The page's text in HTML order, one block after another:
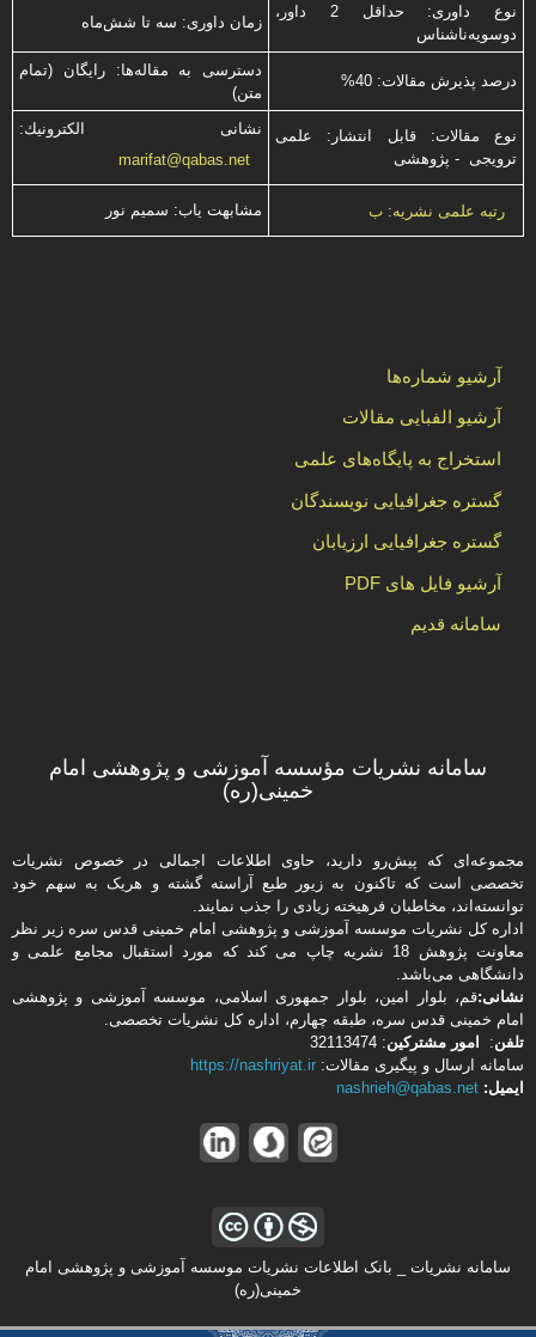
نوع داوری: حداقل 2 داور،
دوسویه‌ناشناس
زمان داوری: سه تا شش‌ماه
درصد پذیرش مقالات: 40%
دسترسی به مقاله‌ها: رایگان (تمام
متن)
نوع مقالات: قابل انتشار: علمی
ترویجی - پژوهشی
نشانی الكترونیك:
marifat@qabas.net
رتبه علمی نشریه: ب مشابهت ياب: سميم نور
آرشیو شماره‌ها
آرشیو الفبایی مقالات
استخراج به پایگاه‌های علمی
گستره جغرافیایی نویسندگان
گستره جغرافیایی ارزیابان
آرشیو فایل های PDF
سامانه قدیم
سامانه نشریات مؤسسه آموزشی و پژوهشی امام
خمینی(ره)
مجموعه‌ای که پیش‌رو دارید،‌ حاوی اطلاعات اجمالی در خصوص نشریات
تخصصی است که تاکنون به زیور طبع آراسته گشته و هریک به سهم خود
توانسته‌اند، مخاطبان فرهیخته‌ زیادی را جذب نمایند.
اداره كل نشریات موسسه آموزشی و پژوهشی امام خمینی قدس سره زیر نظر
معاونت پژوهش 18 نشریه چاپ می کند که مورد استقبال مجامع علمی و
دانشگاهی می‌باشد.
نشانی:قم، بلوار امین، بلوار جمهوری اسلامی، موسسه آموزشی و پژوهشی
امام خمینی قدس سره، طبقه چهارم، اداره كل نشریات تخصصی.
تلفن: امور مشتركین: 32113474
سامانه ارسال و پیگیری مقالات: https://nashriyat.ir
ایمیل: nashrieh@qabas.net
سامانه نشریات _ بانک اطلاعات نشریات موسسه آموزشی و پژوهشی امام
خمینی(ره)